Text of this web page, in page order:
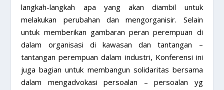
langkah-langkah apa yang akan diambil untuk
melakukan perubahan dan mengorganisir. Selain
untuk memberikan gambaran peran perempuan di
dalam organisasi di kawasan dan tantangan –
tantangan perempuan dalam industri, Konferensi ini
juga bagian untuk membangun solidaritas bersama
dalam mengadvokasi persoalan – persoalan yg